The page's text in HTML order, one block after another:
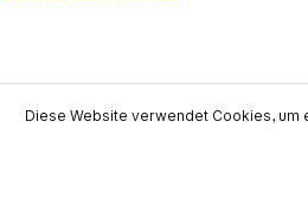
Diese Website verwendet Cookies, um